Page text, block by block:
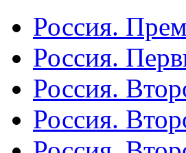
Россия.
Россия.
Россия.
Россия.